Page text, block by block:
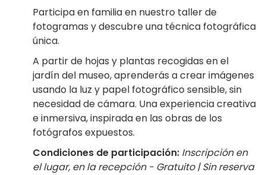
Participa en familia en nuestro taller de
fotogramas y descubre una técnica fotográfica
única.
A partir de hojas y plantas recogidas en el
jardín del museo, aprenderás a crear imágenes
usando la luz y papel fotográfico sensible, sin
necesidad de cámara. Una experiencia creativa
e inmersiva, inspirada en las obras de los
fotógrafos expuestos.
Condiciones de participación: Inscripción en
el lugar, en la recepción - Gratuito | Sin reserva